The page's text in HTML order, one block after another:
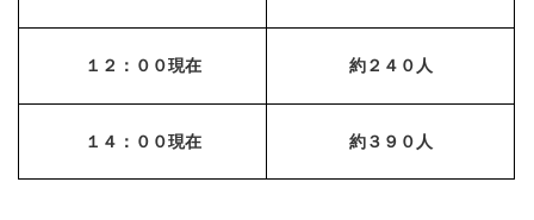
１２：００現在 約２４０人
１４：００現在 約３９０人